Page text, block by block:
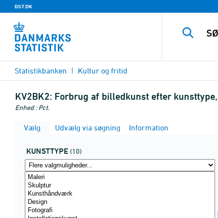
DST.DK
Statistikbanken Kultur og fritid
KV2BK2: Forbrug af billedkunst efter
Enhed : Pct.
Vælg Udvælg via søgning Information
KUNSTTYPE (10)